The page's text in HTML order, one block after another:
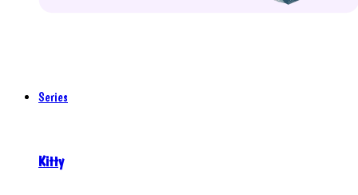
Series
Kitty